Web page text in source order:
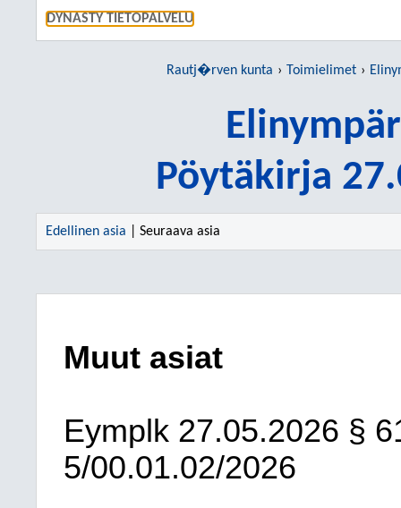
DYNASTY TIETOPALVELU
Rautj�rven kunta Toimielimet
Pöytäkirja
Edellinen asia | Seuraava asia
Muut asiat
Eymplk 27.05.2026 §
5/00.01.02/2026